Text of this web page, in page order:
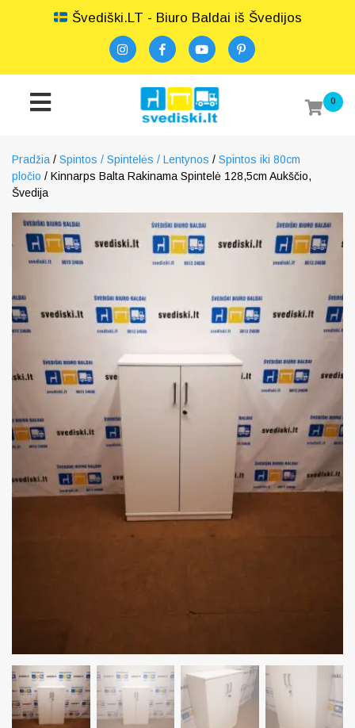
Švediški.LT - Biuro Baldai iš Švedijos
0
Pradžia / Spintos / Spintelės / Lentynos / Spintos iki 80cm
pločio / Kinnarps Balta Rakinama Spintelė 128,5cm Aukščio,
Švedija